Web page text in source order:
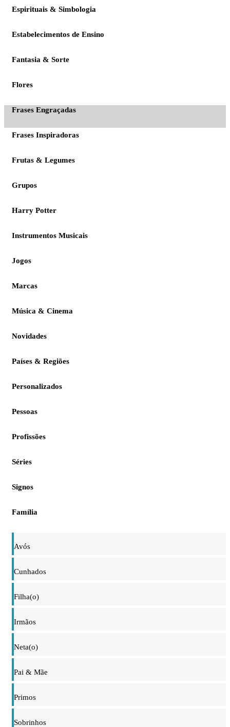
Espirituais & Simbologia
Estabelecimentos de Ensino
Fantasia & Sorte
Flores
Frases Engraçadas
Frases Inspiradoras
Frutas & Legumes
Grupos
Harry Potter
Instrumentos Musicais
Jogos
Marcas
Música & Cinema
Novidades
Países & Regiões
Personalizados
Pessoas
Profissões
Séries
Signos
Família
Avós
Cunhados
Filha(o)
Irmãos
Neta(o)
Pai & Mãe
Primos
Sobrinhos